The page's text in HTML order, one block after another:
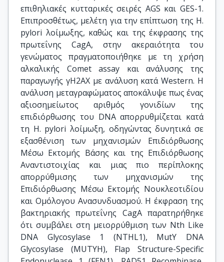
επιθηλιακές κυτταρικές σειρές AGS και GES-1.
Επιπροσθέτως, μελέτη για την επίπτωση της H.
pylori λοίμωξης, καθώς και της έκφρασης της
πρωτεΐνης CagA, στην ακεραιότητα του
γενώματος πραγματοποιήθηκε με τη χρήση
αλκαλικής Comet assay και ανάλυσης της
παραγωγής γH2AX με ανάλυση κατά Western. Η
ανάλυση μεταγραφώματος αποκάλυψε πως ένας
αξιοσημείωτος αριθμός γονιδίων της
επιδιόρθωσης του DNA απορρυθμίζεται κατά
τη H. pylori λοίμωξη, οδηγώντας δυνητικά σε
εξασθένιση των μηχανισμών Επιδιόρθωσης
Μέσω Εκτομής Βάσης και της Επιδιόρθωσης
Αναντιστοιχίας και μιας πιο περίπλοκης
απορρύθμισης των μηχανισμών της
Επιδιόρθωσης Μέσω Εκτομής Νουκλεοτιδίου
και Ομόλογου Ανασυνδυασμού. Η έκφραση της
βακτηριακής πρωτεΐνης CagA παρατηρήθηκε
ότι συμβάλει στη μειορρύθμιση των Nth Like
DNA Glycosylase 1 (NTHL1), MutY DNA
Glycosylase (MUTYH), Flap Structure-Specific